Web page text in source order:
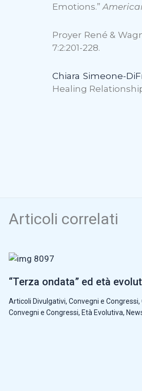
Emotions.”
Proyer René &
7:2:201-228.
Chiara Simeone-
Healing
Articoli correlati
“Terza ondata” ed età
Articoli Divulgativi, Convegni e Congressi,
Convegni e Congressi, Età Evolutiva,